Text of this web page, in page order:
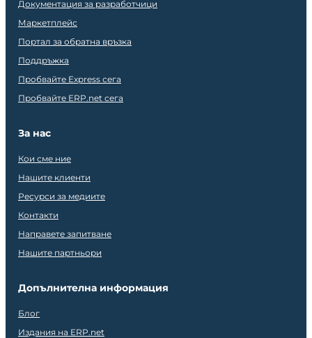
Документация за разработчици
Маркетплейс
Портал за обратна връзка
Поддръжка
Пробвайте Express сега
Пробвайте ERP.net сега
За нас
Кои сме ние
Нашите клиенти
Ресурси за медиите
Контакти
Направете запитване
Нашите партньори
Допълнителна информация
Блог
Издания на ERP.net